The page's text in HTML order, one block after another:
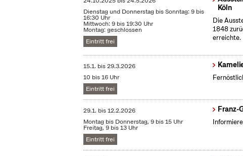
Dienstag und Donnerstag bis Sonntag: 9 bis
16:30 Uhr
Mittwoch: 9 bis 19:30 Uhr
Montag: geschlossen
Eintritt frei
Köln
Die
1848
erreichte.
15.1. bis29.3.2026
10 bis 16 Uhr
Eintritt frei
29.1. bis12.2.2026
Montag bis Donnerstag, 9 bis 15 Uhr
Freitag, 9 bis 13 Uhr
Eintritt frei
Franz-